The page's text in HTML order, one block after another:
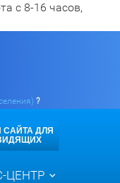
с 8-16 часов,
?
САЙТА ДЛЯ
ЦЕНТР